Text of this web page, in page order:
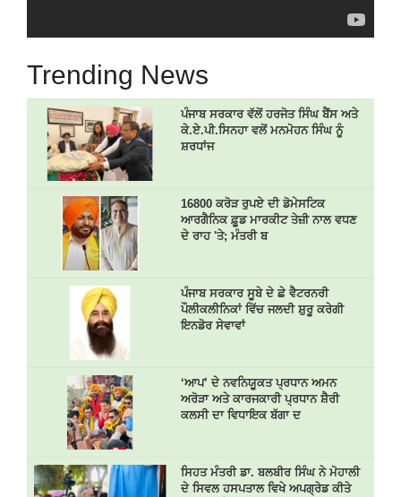
Trending News
ਪੰਜਾਬ ਸਰਕਾਰ ਵੱਲੋਂ ਹਰਜੋਤ ਸਿੰਘ ਬੈਂਸ ਅਤੇ
ਕੇ.ਏ.ਪੀ.ਸਿਨਹਾ ਵਲੋਂ ਮਨਮੋਹਨ ਸਿੰਘ ਨੂੰ
ਸ਼ਰਧਾਂਜ
16800 ਕਰੋੜ ਰੁਪਏ ਦੀ ਡੋਮੇਸਟਿਕ
ਆਰਗੈਨਿਕ ਫ਼ੂਡ ਮਾਰਕੀਟ ਤੇਜ਼ੀ ਨਾਲ ਵਧਣ
ਦੇ ਰਾਹ 'ਤੇ; ਮੰਤਰੀ ਬ
ਪੰਜਾਬ ਸਰਕਾਰ ਸੂਬੇ ਦੇ ਛੇ ਵੈਟਰਨਰੀ
ਪੌਲੀਕਲੀਨਿਕਾਂ ਵਿੱਚ ਜਲਦੀ ਸ਼ੁਰੂ ਕਰੇਗੀ
ਇਨਡੋਰ ਸੇਵਾਵਾਂ
‘ਆਪ’ ਦੇ ਨਵਨਿਯੂਕਤ ਪ੍ਰਧਾਨ ਅਮਨ
ਅਰੋੜਾ ਅਤੇ ਕਾਰਜਕਾਰੀ ਪ੍ਰਧਾਨ ਸ਼ੈਰੀ
ਕਲਸੀ ਦਾ ਵਿਧਾਇਕ ਬੱਗਾ ਦ
ਸਿਹਤ ਮੰਤਰੀ ਡਾ. ਬਲਬੀਰ ਸਿੰਘ ਨੇ ਮੋਹਾਲੀ
ਦੇ ਸਿਵਲ ਹਸਪਤਾਲ ਵਿਖੇ ਅਪਗ੍ਰੇਡ ਕੀਤੇ